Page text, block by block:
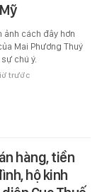
ảnh cách đây hơn
Mai Phương Thuý
chú ý.
trước
hàng, tiền
hộ kinh